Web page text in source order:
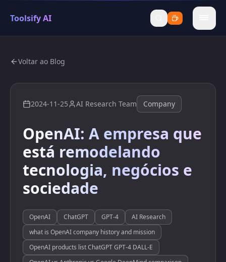
Toolsify AI
menu
Voltar ao Blog
2024-11-25 AI Research Team Company
OpenAI: A empresa que
está remodelando
tecnologia, negócios e
sociedade
OpenAI ChatGPT GPT-4
AI Research
what is OpenAI company history and mission
OpenAI products list ChatGPT GPT-4 DALL-E